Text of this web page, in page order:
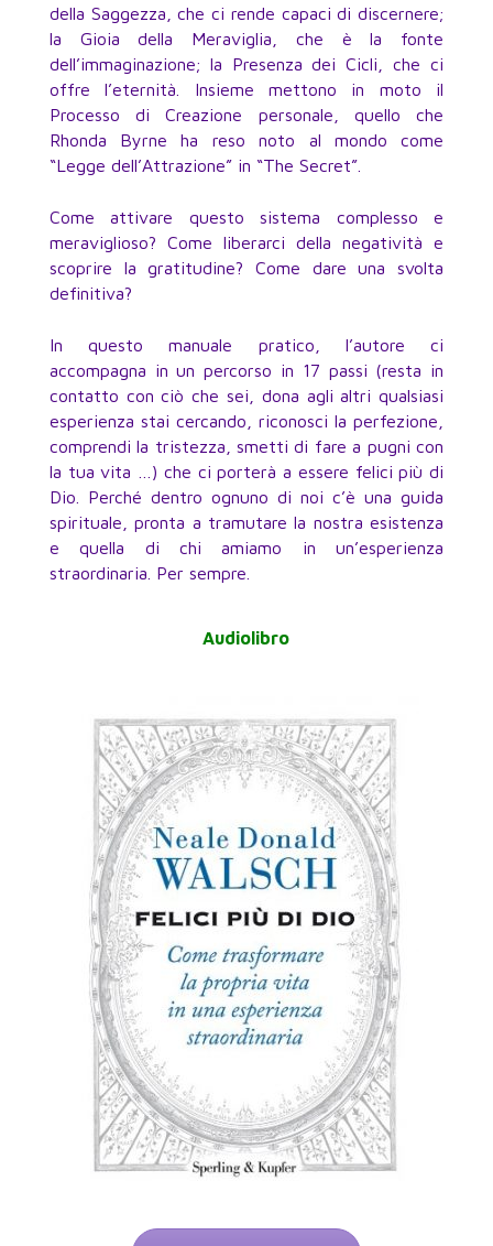
della Saggezza, che ci rende capaci di discernere;
la Gioia della Meraviglia, che è la fonte
dell’immaginazione; la Presenza dei Cicli, che ci
offre l’eternità. Insieme mettono in moto il
Processo di Creazione personale, quello che
Rhonda Byrne ha reso noto al mondo come
“Legge dell’Attrazione” in “The Secret”.
Come attivare questo sistema complesso e
meraviglioso? Come liberarci della negatività e
scoprire la gratitudine? Come dare una svolta
definitiva?
In questo manuale pratico, l’autore ci
accompagna in un percorso in 17 passi (resta in
contatto con ciò che sei, dona agli altri qualsiasi
esperienza stai cercando, riconosci la perfezione,
comprendi la tristezza, smetti di fare a pugni con
la tua vita …) che ci porterà a essere felici più di
Dio. Perché dentro ognuno di noi c’è una guida
spirituale, pronta a tramutare la nostra esistenza
e quella di chi amiamo in un’esperienza
straordinaria. Per sempre.
Audiolibro